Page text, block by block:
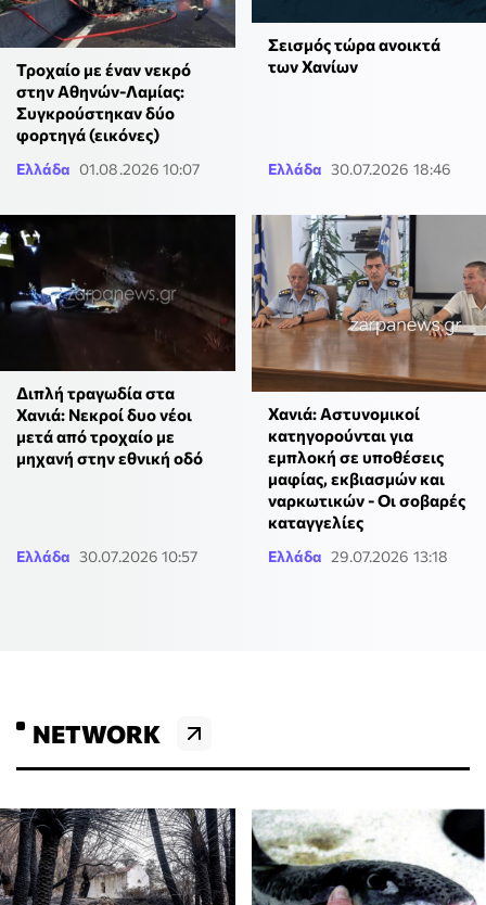
Τροχαίο με έναν νεκρό
στην Αθηνών-Λαμίας:
Συγκρούστηκαν δύο
φορτηγά (εικόνες)
Ελλάδα 01.08.2026 10:07
Σεισμός τώρα ανοικτά
των Χανίων
Ελλάδα 30.07.2026 18:46
Διπλή τραγωδία στα
Χανιά: Νεκροί δυο νέοι
μετά από τροχαίο με
μηχανή στην εθνική οδό
Ελλάδα 30.07.2026 10:57
Χανιά: Αστυνομικοί
κατηγορούνται για
εμπλοκή σε υποθέσεις
μαφίας, εκβιασμών και
ναρκωτικών - Οι σοβαρές
καταγγελίες
Ελλάδα 29.07.2026 13:18
NETWORK